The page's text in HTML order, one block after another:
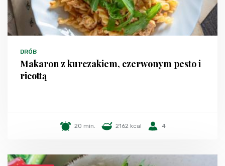
DRÓB
Makaron z kurczakiem, czerwonym pesto i
ricottą
20 min. 2162 kcal 4